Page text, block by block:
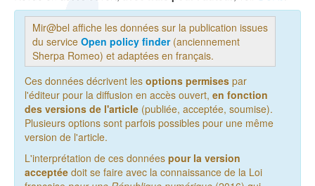
Mir@bel affiche les données sur la publication issues
du service Open policy finder(anciennement
Sherpa Romeo) et adaptées en français.
Ces données décrivent les options permises par
l'éditeur pour la diffusion en accès ouvert, en fonction
des versions de l'article (publiée, acceptée, soumise).
Plusieurs options sont parfois possibles pour une même
version de l'article.
L'interprétation de ces données pour la version
acceptée doit se faire avec la connaissance de la Loi